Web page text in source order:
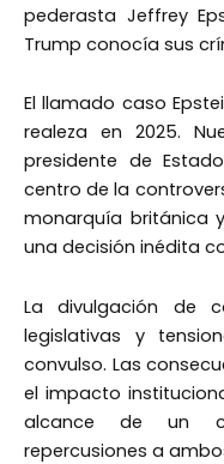
pederasta Jeffrey
Trump conocía sus
El llamado caso
realeza en 2025.
presidente de
centro de la
monarquía británica
una decisión inédita
La divulgación de
legislativas y
convulso. Las
el impacto
alcance de un
repercusiones a